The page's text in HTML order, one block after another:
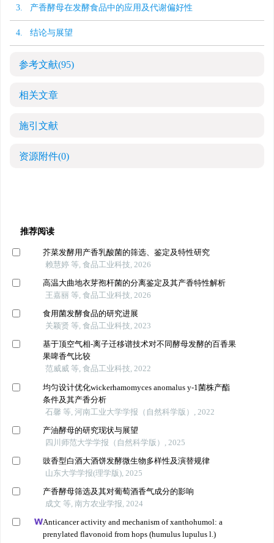
3. 产香酵母在发酵食品中的应用及代谢偏好性
4. 结论与展望
参考文献(95)
相关文章
施引文献
资源附件(0)